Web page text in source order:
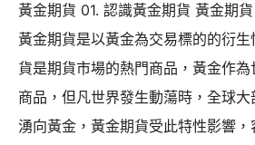
黃金期貨 01. 認識黃金期貨 黃金期
黃金期貨是以黃金為交易標的的衍
貨是期貨市場的熱門商品，黃金作
商品，但凡世界發生動蕩時，全球
湧向黃金，黃金期貨受此特性影響